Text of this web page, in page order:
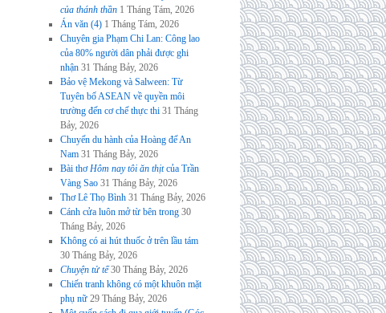
của thánh thần 1 Tháng Tám, 2026
Án văn (4) 1 Tháng Tám, 2026
Chuyên gia Phạm Chi Lan: Công lao
của 80% người dân phải được ghi
nhận 31 Tháng Bảy, 2026
Bảo vệ Mekong và Salween: Từ
Tuyên bố ASEAN về quyền môi
trường đến cơ chế thực thi 31 Tháng
Bảy, 2026
Chuyến du hành của Hoàng đế An
Nam 31 Tháng Bảy, 2026
Bài thơHôm nay tôi ăn thịtcủa Trần
Vàng Sao 31 Tháng Bảy, 2026
Thơ Lê Thọ Bình 31 Tháng Bảy, 2026
Cánh cửa luôn mở từ bên trong 30
Tháng Bảy, 2026
Không có ai hút thuốc ở trên lầu tám
30 Tháng Bảy, 2026
Chuyện tử tế 30 Tháng Bảy, 2026
Chiến tranh không có một khuôn mặt
phụ nữ 29 Tháng Bảy, 2026